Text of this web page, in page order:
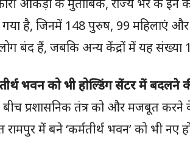
आंकड़ों के मुताबिक, राज्य भर के इन
गया है, जिनमें 148 पुरुष, 99 महिलाएं
बंद हैं, जबकि अन्य केंद्रों में यह संख्या
भवन को भी होल्डिंग सेंटर में बदलने
बीच प्रशासनिक तंत्र को और मजबूत करने
रामपुर में बने ‘कर्मतीर्थ भवन’ को भी